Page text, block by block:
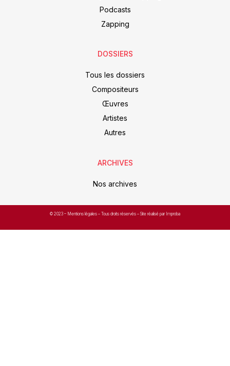
Podcasts
Zapping
DOSSIERS
Tous les dossiers
Compositeurs
Œuvres
Artistes
Autres
ARCHIVES
Nos archives
© 2023 – Mentions légales – Tous droits réservés – Site réalisé par Improba